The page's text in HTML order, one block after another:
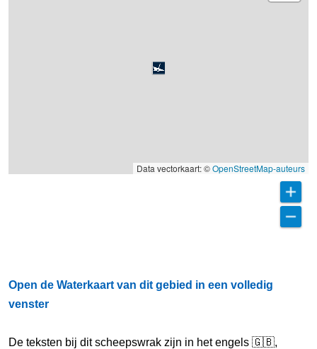
Data vectorkaart: ©OpenStreetMap-auteurs
Open de Waterkaart van dit gebied in een volledig
venster
De teksten bij dit scheepswrak zijn in het engels 🇬🇧,